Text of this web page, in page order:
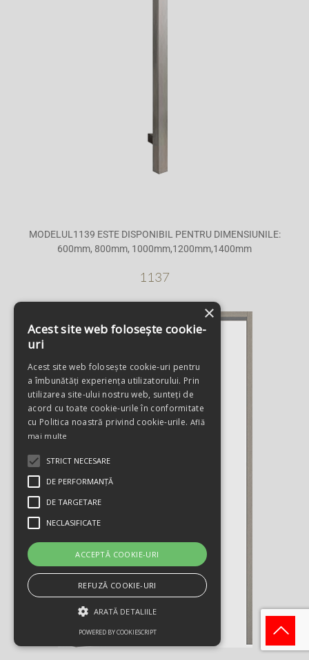
MODELUL1139 ESTE DISPONIBIL PENTRU DIMENSIUNILE:
600mm, 800mm, 1000mm,1200mm,1400mm
1137
×
Acest site web folosește cookie-
uri
Acest site web folosește cookie-uri pentru
a îmbunătăți experiența utilizatorului. Prin
utilizarea site-ului nostru web, sunteți de
acord cu toate cookie-urile în conformitate
cu Politica noastră privind cookie-urile. Află
mai multe
STRICT NECESARE
DE PERFORMANȚĂ
DE TARGETARE
NECLASIFICATE
ACCEPTĂ COOKIE-URI
REFUZĂ COOKIE-URI
ARATĂ DETALIILE
POWERED BY COOKIESCRIPT